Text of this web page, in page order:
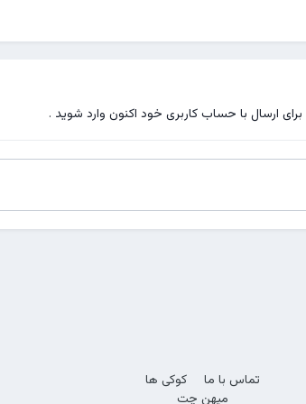
برای ارسال با حساب کاربری خود اکنون وارد شوید .
تماس با ما
کوکی ها
میهن چت